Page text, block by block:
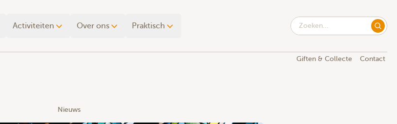
Activiteiten Over ons Praktisch
Giften & Collecte Contact
Nieuws